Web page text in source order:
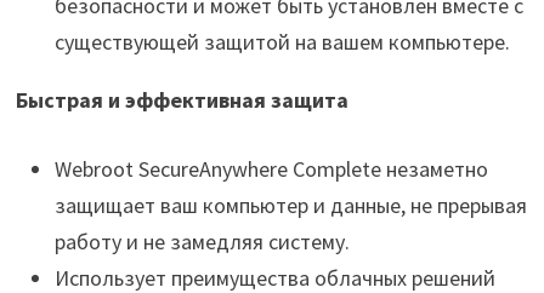
существующей защитой на вашем компьютере.
Быстрая и эффективная защита
Webroot SecureAnywhere Complete незаметно
защищает ваш компьютер и данные, не прерывая
работу и не замедляя систему.
Использует преимущества облачных решений